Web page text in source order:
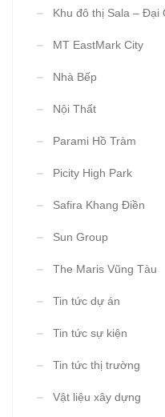
Khu đô thị Sala – Đại
MT EastMark City
Nhà Bếp
Nội Thất
Parami Hồ Tràm
Picity High Park
Safira Khang Điền
Sun Group
The Maris Vũng Tàu
Tin tức dự án
Tin tức sự kiện
Tin tức thị trường
Vật liệu xây dựng